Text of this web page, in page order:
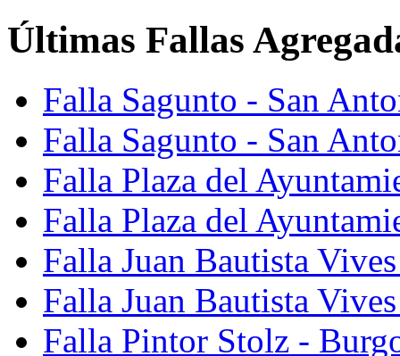
Últimas Fallas
Falla Sagunto - San
Falla Sagunto - San
Falla Plaza del
Falla Plaza del
Falla Juan Bautista
Falla Juan Bautista
Falla Pintor Stolz -